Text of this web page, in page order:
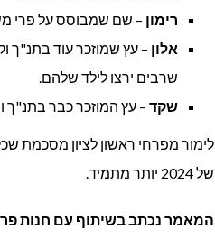
רימון – שם שמבוסס על פרי
אלון – עץ שמוזכר עוד בתנ"ך
שרבים ירצו לילד שלהם.
שקד – עץ המוזכר כבר בתנ"ך
לימור מפרחי ראשון לציון מסכמת
של 2024 יותר מתמיד.
המאמר נכתב בשיתוף עם חנות